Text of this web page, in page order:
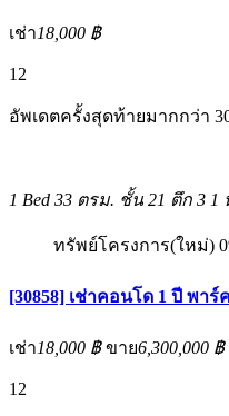
เช่า18,000 ฿
12
อัพเดตครั้งสุดท้ายมากกว่า
1 Bed 33 ตรม. ชั้น 21 ตึก 3 1
ทรัพย์โครงการ(ใหม่)
[30858] เช่าคอนโด 1 ปี พาร์
เช่า18,000 ฿ ขาย6,300,000 ฿
12